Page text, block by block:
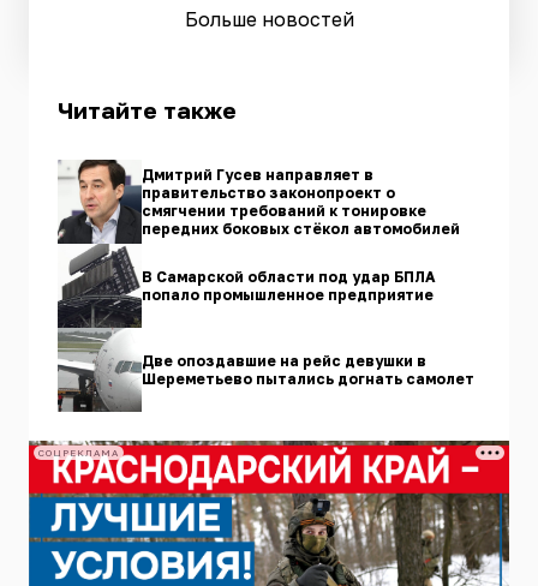
Больше новостей
Читайте также
Дмитрий Гусев направляет в
правительство законопроект о
смягчении требований к тонировке
передних боковых стёкол автомобилей
В Самарской области под удар БПЛА
попало промышленное предприятие
Две опоздавшие на рейс девушки в
Шереметьево пытались догнать самолет
СОЦРЕКЛАМА